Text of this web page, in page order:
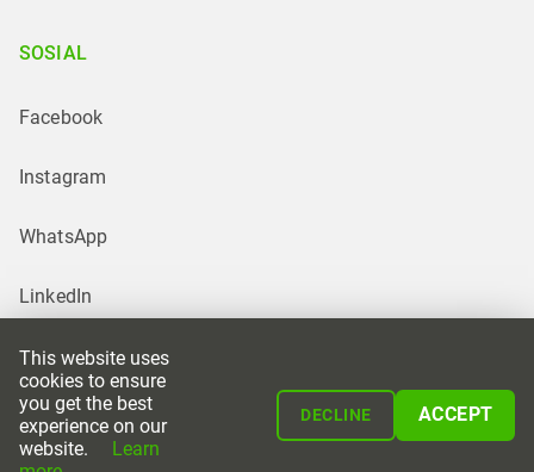
SOSIAL
Facebook
Instagram
WhatsApp
LinkedIn
Powered by
This website uses
cookies to ensure
you get the best
experience on our
website.
Learn
DECLINE ACCEPT